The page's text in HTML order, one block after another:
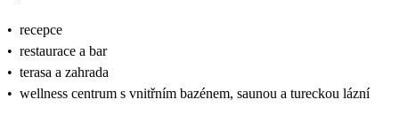
• recepce
• restaurace a bar
• terasa a zahrada
• wellness centrum s vnitřním bazénem, saunou a tureckou lázní